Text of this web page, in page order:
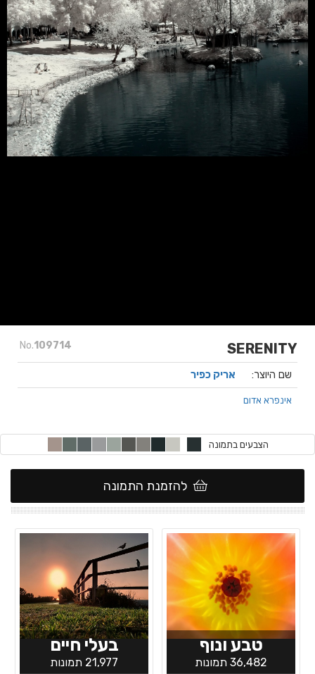
No.109714 SERENITY
שם היוצר: אריק כפיר
אינפרא אדום
הצבעים בתמונה
להזמנת התמונה
טבע ונוף
36,482 תמונות
בעלי חיים
21,977 תמונות